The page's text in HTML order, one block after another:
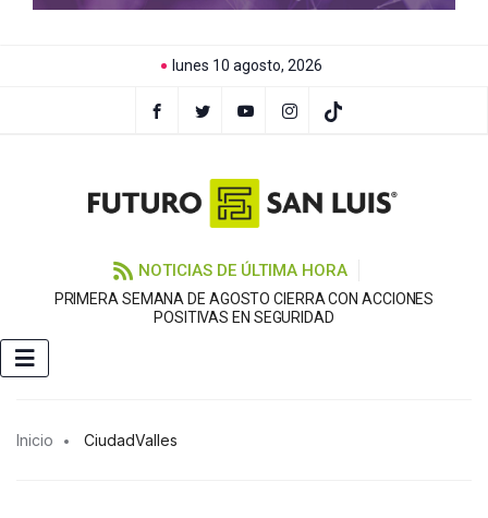
lunes 10 agosto, 2026
NOTICIAS DE ÚLTIMA HORA
PRIMERA SEMANA DE AGOSTO CIERRA CON ACCIONES
POSITIVAS EN SEGURIDAD
Inicio CiudadValles